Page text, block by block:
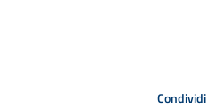
Condividi